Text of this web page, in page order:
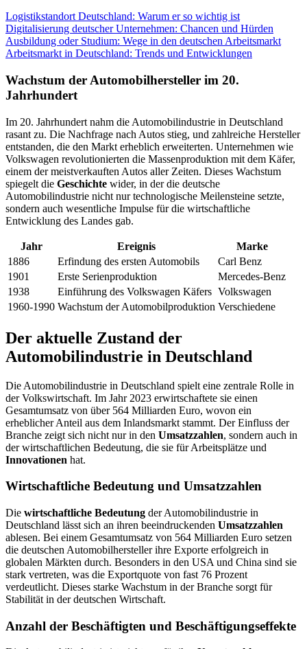
Logistikstandort Deutschland: Warum er so wichtig ist
Digitalisierung deutscher Unternehmen: Chancen und Hürden
Ausbildung oder Studium: Wege in den deutschen Arbeitsmarkt
Arbeitsmarkt in Deutschland: Trends und Entwicklungen
Wachstum der Automobilhersteller im 20.
Jahrhundert
Im 20. Jahrhundert nahm die Automobilindustrie in Deutschland
rasant zu. Die Nachfrage nach Autos stieg, und zahlreiche Hersteller
entstanden, die den Markt erheblich erweiterten. Unternehmen wie
Volkswagen revolutionierten die Massenproduktion mit dem Käfer,
einem der meistverkauften Autos aller Zeiten. Dieses Wachstum
spiegelt die Geschichte wider, in der die deutsche
Automobilindustrie nicht nur technologische Meilensteine setzte,
sondern auch wesentliche Impulse für die wirtschaftliche
Entwicklung des Landes gab.
Jahr Ereignis
Marke
1886
Erfindung des ersten Automobils
Carl Benz
1901
Erste Serienproduktion
Mercedes-Benz
1938
Einführung des Volkswagen Käfers Volkswagen
1960-1990 Wachstum der Automobilproduktion Verschiedene
Der aktuelle Zustand der
Automobilindustrie in Deutschland
Die Automobilindustrie in Deutschland spielt eine zentrale Rolle in
der Volkswirtschaft. Im Jahr 2023 erwirtschaftete sie einen
Gesamtumsatz von über 564 Milliarden Euro, wovon ein
erheblicher Anteil aus dem Inlandsmarkt stammt. Der Einfluss der
Branche zeigt sich nicht nur in den Umsatzzahlen, sondern auch in
der wirtschaftlichen Bedeutung, die sie für Arbeitsplätze und
Innovationen hat.
Wirtschaftliche Bedeutung und Umsatzzahlen
Die wirtschaftliche Bedeutung der Automobilindustrie in
Deutschland lässt sich an ihren beeindruckenden Umsatzzahlen
ablesen. Bei einem Gesamtumsatz von 564 Milliarden Euro setzen
die deutschen Automobilhersteller ihre Exporte erfolgreich in
globalen Märkten durch. Besonders in den USA und China sind sie
stark vertreten, was die Exportquote von fast 76 Prozent
verdeutlicht. Dieses starke Wachstum in der Branche sorgt für
Stabilität in der deutschen Wirtschaft.
Anzahl der Beschäftigten und Beschäftigungseffekte